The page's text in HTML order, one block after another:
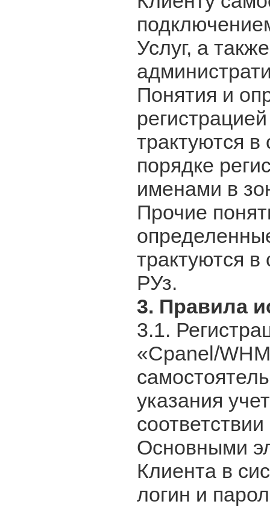
Услуг, а
Понятия и
трактуются
порядке
именами в
Прочие
трактуются в
РУз.
3. Правила
3.1.
«Cpanel/
указания
Основными
Клиента в
логин и